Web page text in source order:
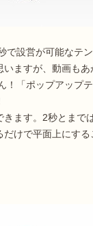
で設営が可能なテ
ますが、動画も
！「ポップアップ
ます。2秒とまで
けで平面上にする